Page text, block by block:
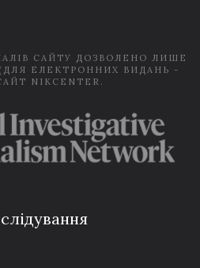
САЙТУ ДОЗВОЛЕНО ЛИШЕ
ЕЛЕКТРОННИХ ВИДАНЬ -
NIKCENTER.